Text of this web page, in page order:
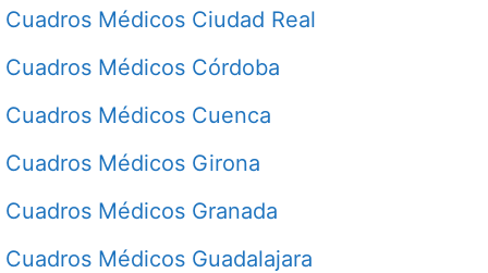
Cuadros Médicos Ciudad Real
Cuadros Médicos Córdoba
Cuadros Médicos Cuenca
Cuadros Médicos Girona
Cuadros Médicos Granada
Cuadros Médicos Guadalajara